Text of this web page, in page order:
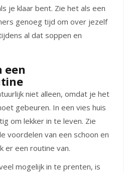
je klaar bent. Zie het als een
genoeg tijd om over jezelf
al dat soppen en
een
niet alleen, omdat je het
gebeuren. In een vies huis
om lekker in te leven. Zie
voordelen van een schoon en
er een routine van.
mogelijk in te prenten, is